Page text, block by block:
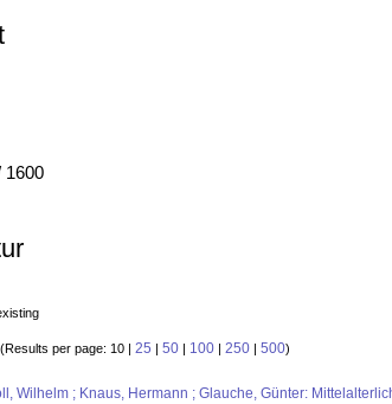
1600
per page: 10 | 25 | 50 | 100 | 250 | 500)
Wilhelm ; Knaus, Hermann ; Glauche, Günter: